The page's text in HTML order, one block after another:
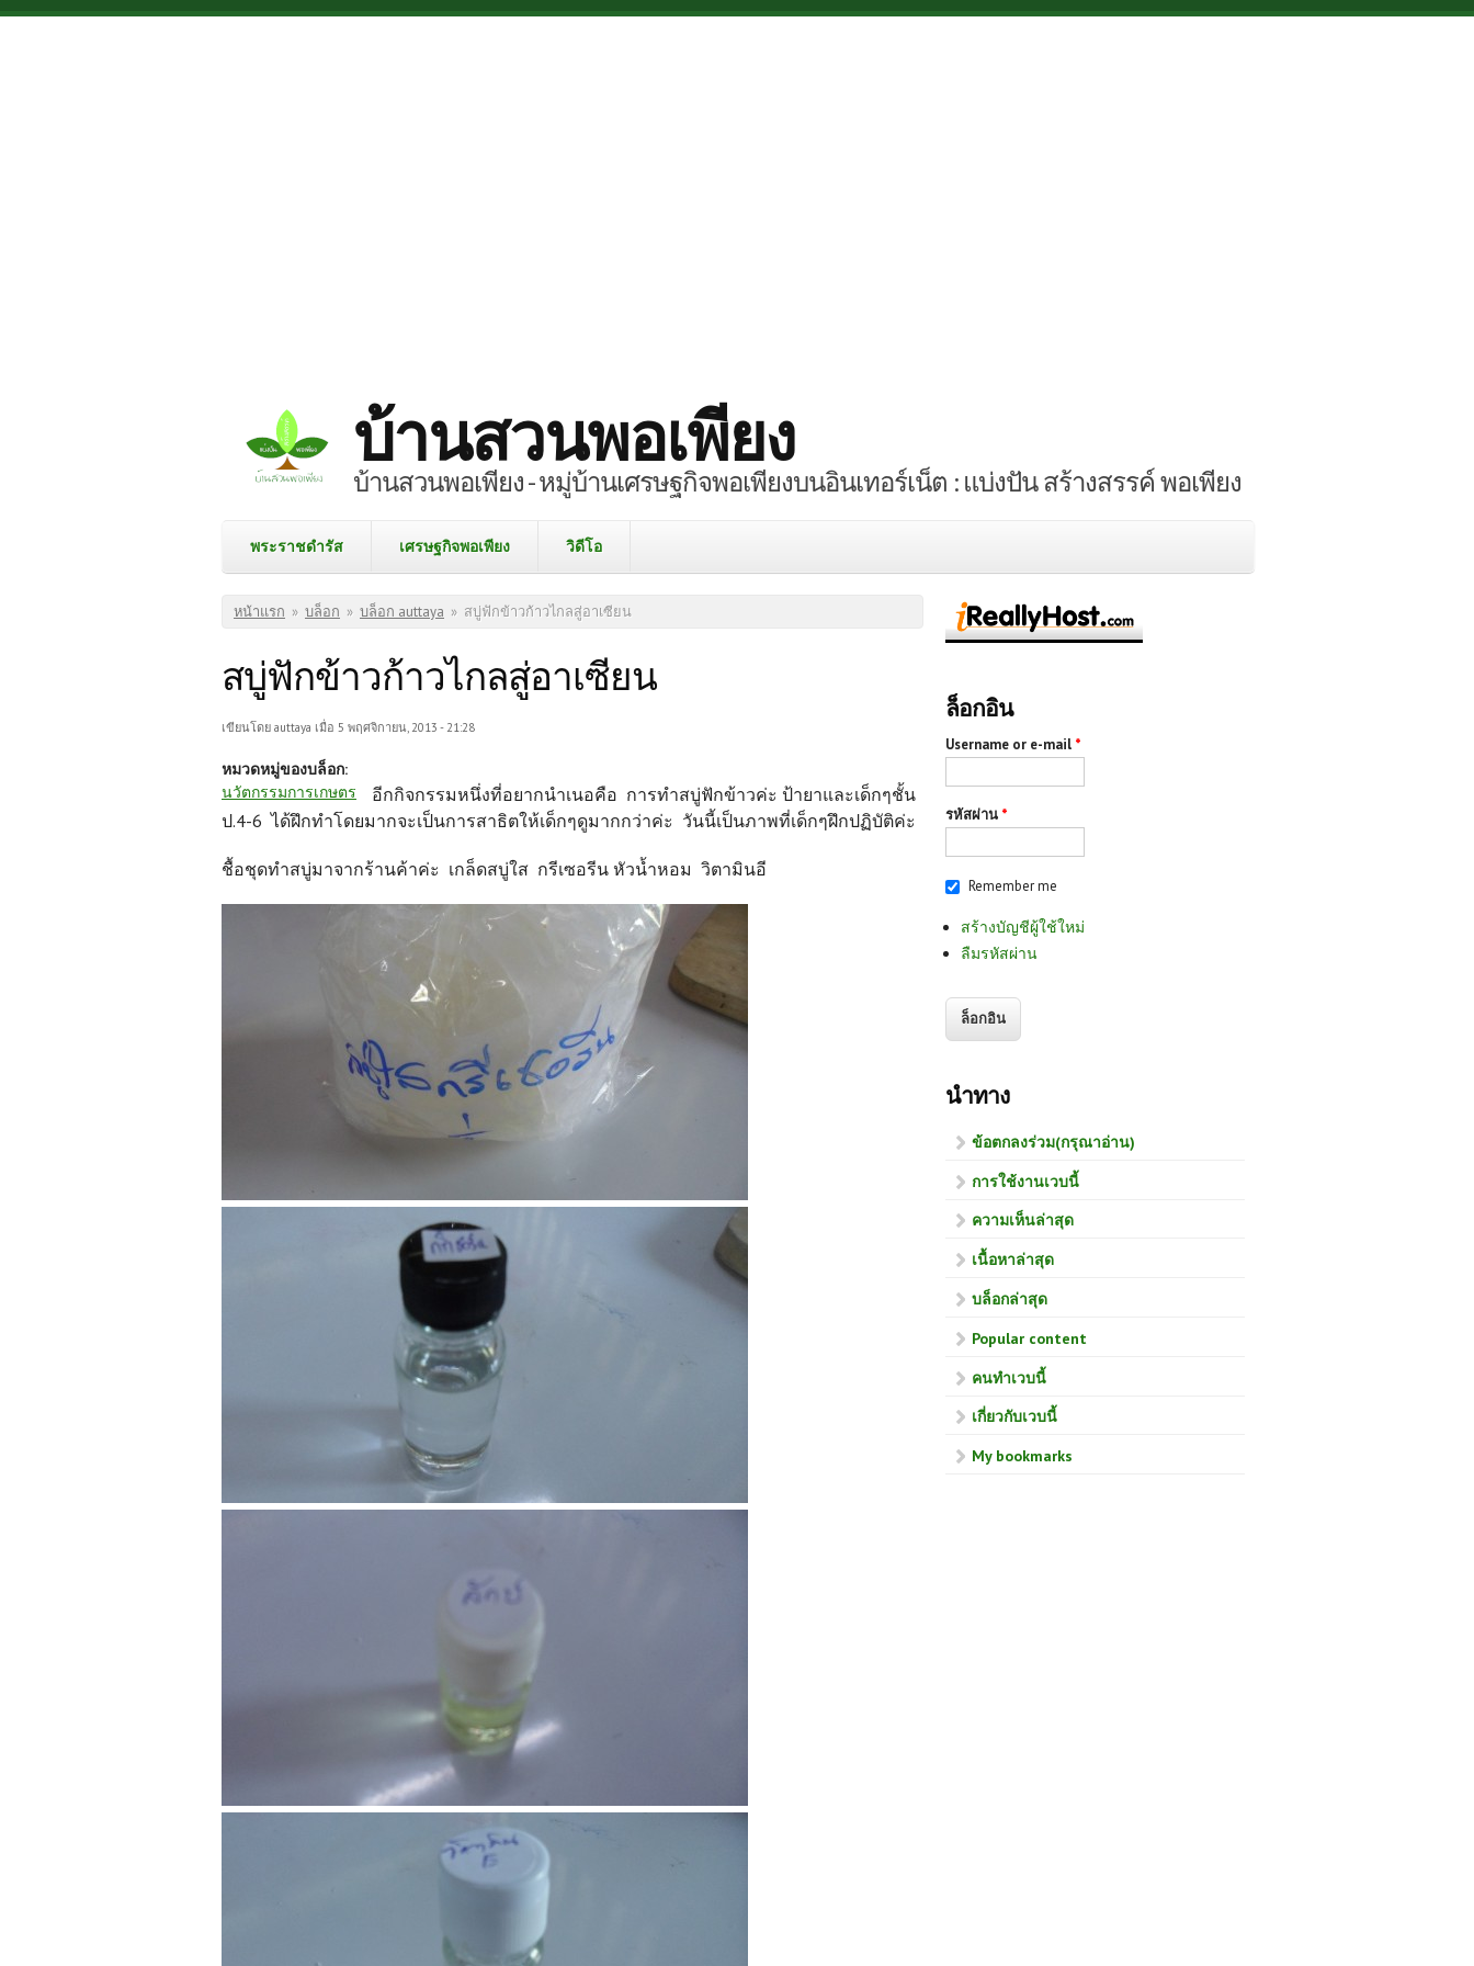
Skip to main content
บ้านสวนพอเพียง
บ้านสวนพอเพียง - หมู่บ้านเศรษฐกิจพอเพียงบนอินเทอร์เน็ต : แบ่งปัน สร้างสรรค์ พอเพียง
พระราชดำรัส เศรษฐกิจพอเพียง วิดีโอ
คุณอยู่ที่นี่
หน้าแรก » บล็อก » บล็อก auttaya » สบู่ฟักข้าวก้าวไกลสู่อาเซียน
สบู่ฟักข้าวก้าวไกลสู่อาเซียน
เขียนโดย auttaya เมื่อ 5 พฤศจิกายน, 2013 - 21:28
หมวดหมู่ของบล็อก:
นวัตกรรมการเกษตร
อีกกิจกรรมหนึ่งที่อยากนำเนอคือ การทำสบู่ฟักข้าวค่ะ ป้ายาและเด็กๆชั้น
ป.4-6 ได้ฝึกทำโดยมากจะเป็นการสาธิตให้เด็กๆดูมากกว่าค่ะ วันนี้เป็นภาพที่เด็กๆฝึกปฏิบัติค่ะ
ชื้อชุดทำสบู่มาจากร้านค้าค่ะ เกล็ดสบู่ใส กรีเซอรีน หัวน้ำหอม วิตามินอี
ล็อกอิน
Username or e-mail *
รหัสผ่าน *
Remember me
สร้างบัญชีผู้ใช้ใหม่
ลืมรหัสผ่าน
นำทาง
ข้อตกลงร่วม(กรุณาอ่าน)
การใช้งานเวบนี้
ความเห็นล่าสุด
เนื้อหาล่าสุด
บล็อกล่าสุด
Popular content
คนทำเวบนี้
เกี่ยวกับเวบนี้
My bookmarks